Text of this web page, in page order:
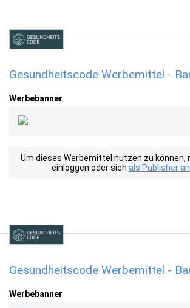
Gesundheitscode Werbemittel -
Werbebanner
Um dieses Werbemittel nutzen zu können,
einloggen oder sich als Publisher
Gesundheitscode Werbemittel -
Werbebanner